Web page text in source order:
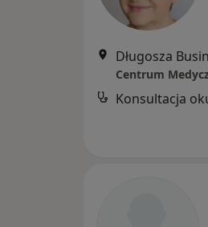
Centrum
Konsultacja